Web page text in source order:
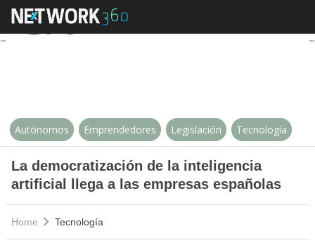
La democratización de la
Autónomos Emprendedores Legislación Tecnología
La democratización de la inteligencia
artificial llega a las empresas españolas
Home Tecnología